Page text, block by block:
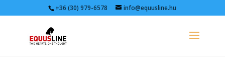
+36 (30) 979-6578 info@equusline.hu